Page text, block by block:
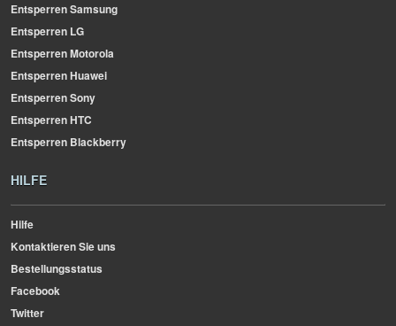
Entsperren Samsung
Entsperren LG
Entsperren Motorola
Entsperren Huawei
Entsperren Sony
Entsperren HTC
Entsperren Blackberry
HILFE
Hilfe
Kontaktieren Sie uns
Bestellungsstatus
Facebook
Twitter